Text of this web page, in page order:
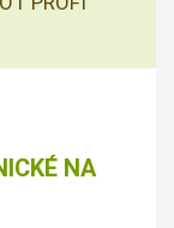
NA